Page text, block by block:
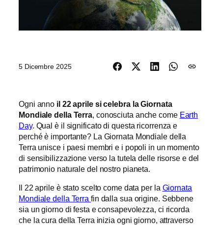
5 Dicembre 2025
Ogni anno il 22 aprile si celebra la Giornata
Mondiale della Terra, conosciuta anche come Earth
Day. Qual è il significato di questa ricorrenza e
perché è importante? La Giornata Mondiale della
Terra unisce i paesi membri e i popoli in un momento
di sensibilizzazione verso la tutela delle risorse e del
patrimonio naturale del nostro pianeta.
Il 22 aprile è stato scelto come data per la Giornata
Mondiale della Terra fin dalla sua origine. Sebbene
sia un giorno di festa e consapevolezza, ci ricorda
che la cura della Terra inizia ogni giorno, attraverso